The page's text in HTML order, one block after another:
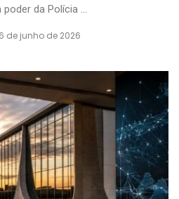
da Polícia ...
de junho de 2026